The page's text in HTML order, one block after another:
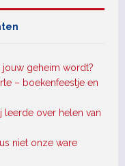
jouw geheim wordt?
– boekenfeestje en
leerde over helen van
niet onze ware